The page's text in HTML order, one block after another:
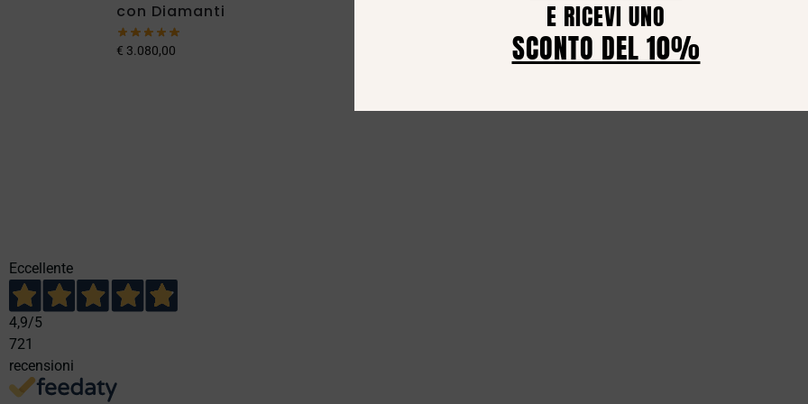
con Diamanti
€ 3.080,00
3.850,00
Eccellente
4,9/5
721
recensioni
E RICEVI UNO
SCONTO DEL 10%